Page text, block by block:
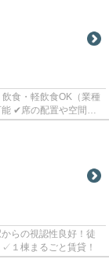
✔席の配置や空間の
１棟まるごと賃貸！